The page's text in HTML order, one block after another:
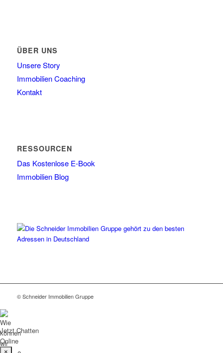
ÜBER UNS
Unsere Story
Immobilien Coaching
Kontakt
RESSOURCEN
Das Kostenlose E-Book
Immobilien Blog
© Schneider Immobilien Gruppe
Jetzt Chatten
Online